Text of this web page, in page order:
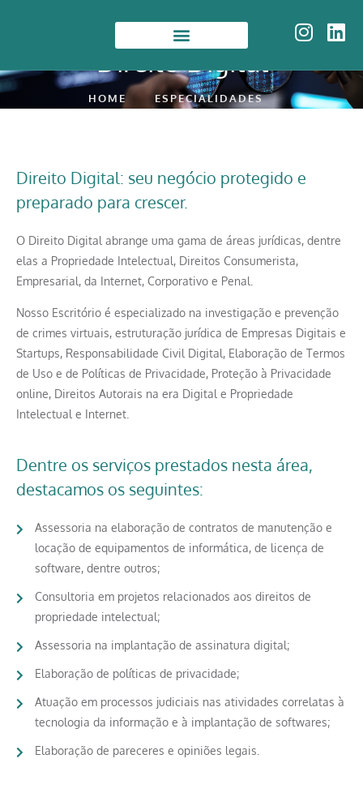
Direito Digital
HOME ESPECIALIDADES
Direito Digital: seu negócio protegido e
preparado para crescer.
O Direito Digital abrange uma gama de áreas jurídicas, dentre
elas a Propriedade Intelectual, Direitos Consumerista,
Empresarial, da Internet, Corporativo e Penal.
Nosso Escritório é especializado na investigação e prevenção
de crimes virtuais, estruturação jurídica de Empresas Digitais e
Startups, Responsabilidade Civil Digital, Elaboração de Termos
de Uso e de Políticas de Privacidade, Proteção à Privacidade
online, Direitos Autorais na era Digital e Propriedade
Intelectual e Internet.
Dentre os serviços prestados nesta área,
destacamos os seguintes:
Assessoria na elaboração de contratos de manutenção e
locação de equipamentos de informática, de licença de
software, dentre outros;
Consultoria em projetos relacionados aos direitos de
propriedade intelectual;
Assessoria na implantação de assinatura digital;
Elaboração de políticas de privacidade;
Atuação em processos judiciais nas atividades correlatas à
tecnologia da informação e à implantação de softwares;
Elaboração de pareceres e opiniões legais.